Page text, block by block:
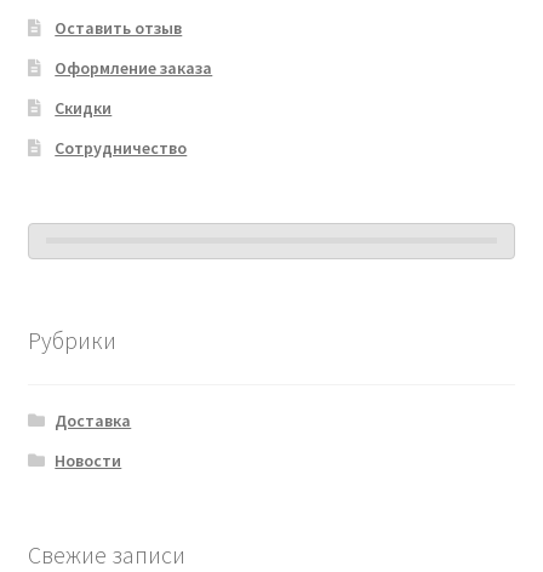
Оставить отзыв
Оформление заказа
Скидки
Сотрудничество
Рубрики
Доставка
Новости
Свежие записи